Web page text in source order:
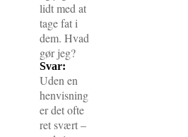
lidt med at
tage fat i
dem. Hvad
gør jeg?
Svar:
Uden en
henvisning
er det ofte
ret svært –